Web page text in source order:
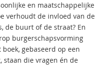
en maatschappelijke
verhoudt de invloed van de
de buurt of de straat? En
burgerschapsvorming
gebaseerd op een
staan die vragen én de